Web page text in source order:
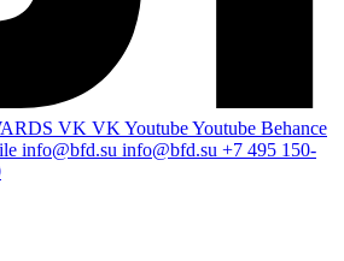
VK VK YoutubeYoutube Behance
info@bfd.su info@bfd.su +7 495 150-